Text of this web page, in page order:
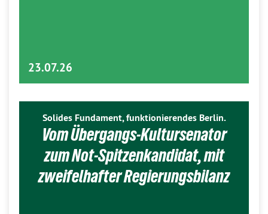
23.07.26
Solides Fundament, funktionierendes Berlin.
Vom Übergangs-Kultursenator
zum Not-Spitzenkandidat, mit
zweifelhafter Regierungsbilanz